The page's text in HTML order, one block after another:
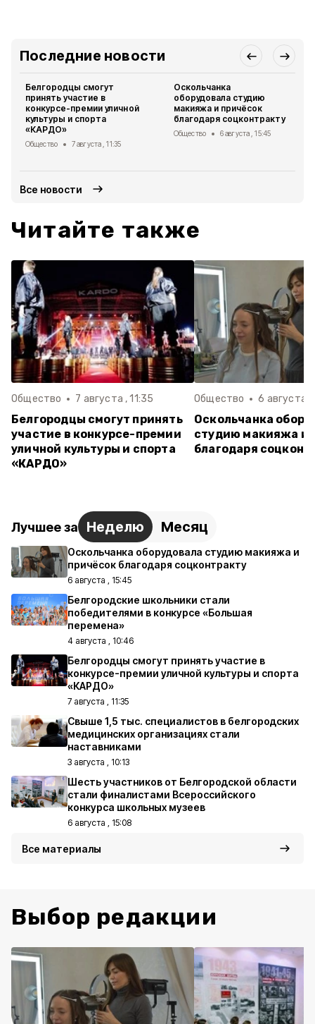
Последние новости
Белгородцы смогут
принять участие в
конкурсе-премии уличной
культуры и спорта
«КАРДО»
Общество 7 августа , 11:35
Оскольчанка
оборудовала студию
макияжа и причёсок
благодаря соцконтракту
Общество 6 августа , 15:45
Все новости
Читайте также
Общество 7 августа , 11:35
Белгородцы смогут принять
участие в конкурсе-премии
уличной культуры и спорта
«КАРДО»
Общество 6 августа ,
Оскольчанка
студию макияжа и
благодаря
Лучшее за Неделю Месяц
Оскольчанка оборудовала студию макияжа и
причёсок благодаря соцконтракту
6 августа , 15:45
Белгородские школьники стали
победителями в конкурсе «Большая
перемена»
4 августа , 10:46
Белгородцы смогут принять участие в
конкурсе-премии уличной культуры и спорта
«КАРДО»
7 августа , 11:35
Свыше 1,5 тыс. специалистов в белгородских
медицинских организациях стали
наставниками
3 августа , 10:13
Шесть участников от Белгородской области
стали финалистами Всероссийского
конкурса школьных музеев
6 августа , 15:08
Все материалы
Выбор редакции